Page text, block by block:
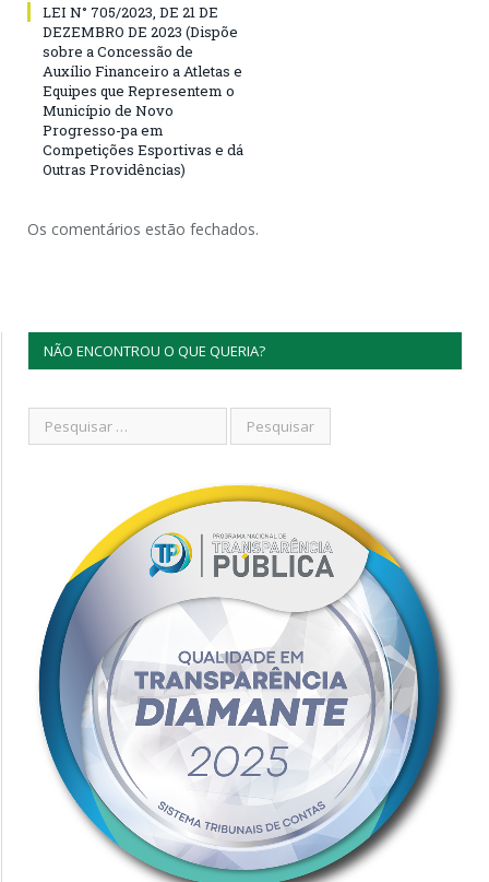
LEI N° 705/2023, DE 21 DE
DEZEMBRO DE 2023 (Dispõe
sobre a Concessão de
Auxílio Financeiro a Atletas e
Equipes que Representem o
Município de Novo
Progresso-pa em
Competições Esportivas e dá
Outras Providências)
Os comentários estão fechados.
NÃO ENCONTROU O QUE QUERIA?